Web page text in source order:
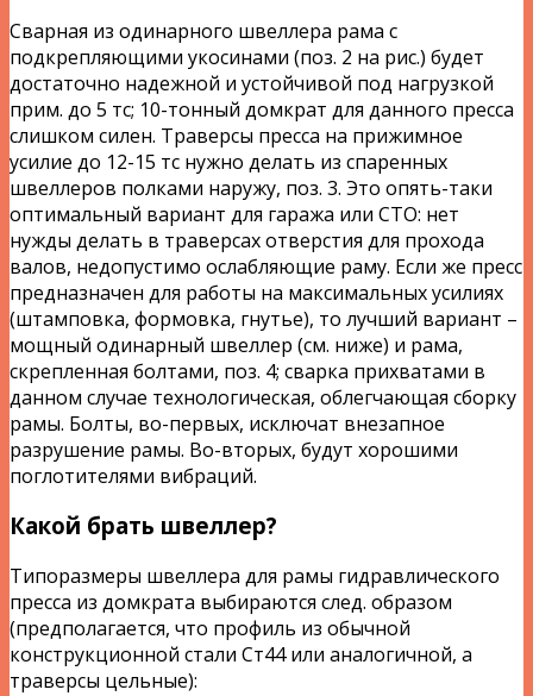
Сварная из одинарного швеллера рама с
подкрепляющими укосинами (поз. 2 на рис.) будет
достаточно надежной и устойчивой под нагрузкой
прим. до 5 тс; 10-тонный домкрат для данного пресса
слишком силен. Траверсы пресса на прижимное
усилие до 12-15 тс нужно делать из спаренных
швеллеров полками наружу, поз. 3. Это опять-таки
оптимальный вариант для гаража или СТО: нет
нужды делать в траверсах отверстия для прохода
валов, недопустимо ослабляющие раму. Если же пресс
предназначен для работы на максимальных усилиях
(штамповка, формовка, гнутье), то лучший вариант –
мощный одинарный швеллер (см. ниже) и рама,
скрепленная болтами, поз. 4; сварка прихватами в
данном случае технологическая, облегчающая сборку
рамы. Болты, во-первых, исключат внезапное
разрушение рамы. Во-вторых, будут хорошими
поглотителями вибраций.
Какой брать швеллер?
Типоразмеры швеллера для рамы гидравлического
пресса из домкрата выбираются след. образом
(предполагается, что профиль из обычной
конструкционной стали Ст44 или аналогичной, а
траверсы цельные):